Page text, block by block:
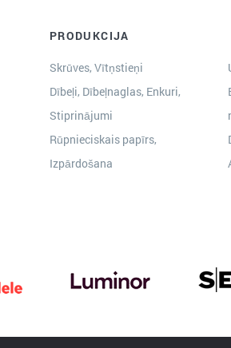
PRODUKCIJA
Skrūves, Vītņstieņi
Dībeļi, Dībeļnaglas, Enkuri,
Stiprinājumi
Rūpnieciskais papīrs,
Izpārdošana